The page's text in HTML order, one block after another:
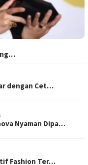
dengan Cet…
Nyaman Dipa…
Fashion Ter…